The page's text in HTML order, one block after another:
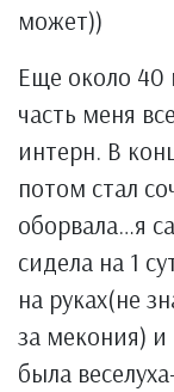
может))
Еще около
часть меня
интерн. В
потом стал
оборвала…я
сидела на 1
на руках(не
за мекония) и
была